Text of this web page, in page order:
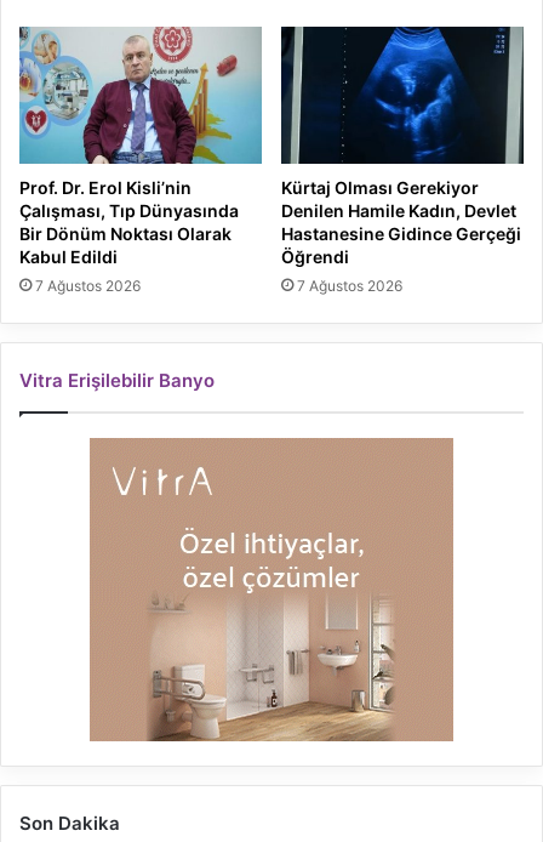
Prof. Dr. Erol Kisli’nin
Çalışması, Tıp Dünyasında
Bir Dönüm Noktası Olarak
Kabul Edildi
7 Ağustos 2026
Kürtaj Olması Gerekiyor
Denilen Hamile Kadın, Devlet
Hastanesine Gidince Gerçeği
Öğrendi
7 Ağustos 2026
Vitra Erişilebilir Banyo
Son Dakika